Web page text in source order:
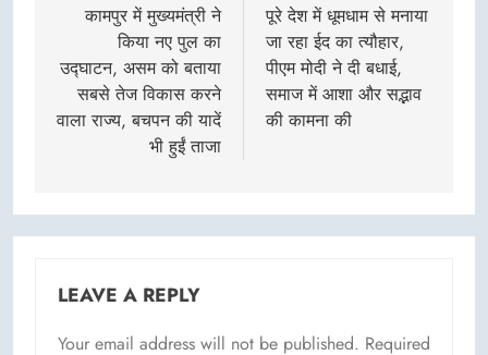
navigation
कामपुर में मुख्यमंत्री ने
किया नए पुल का
उद्घाटन, असम को बताया
सबसे तेज विकास करने
वाला राज्य, बचपन की यादें
भी हुईं ताजा
पूरे देश में धूमधाम से मनाया
जा रहा ईद का त्यौहार,
पीएम मोदी ने दी बधाई,
समाज में आशा और सद्भाव
की कामना की
LEAVE A REPLY
Your email address will not be published. Required